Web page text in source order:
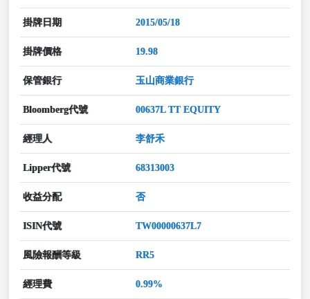
掛牌日期 2015/05/18
掛牌價格 19.98
保管銀行 玉山商業銀行
Bloomberg代號 00637L TT EQUITY
經理人 李舒禾
Lipper代號 68313003
收益分配 否
ISIN代號 TW00000637L7
風險報酬等級 RR5
經理費 0.99%